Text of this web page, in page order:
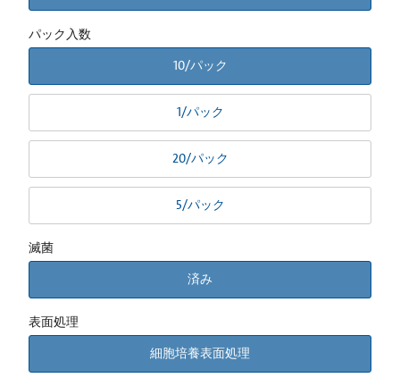
パック入数
10/パック
1/パック
20/パック
5/パック
滅菌
済み
表面処理
細胞培養表面処理